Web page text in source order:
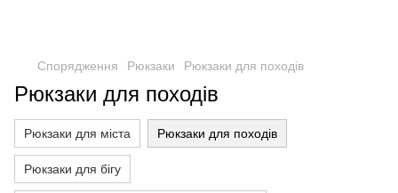
Спорядження Рюкзаки Рюкзаки для походів
Рюкзаки для походів
Рюкзаки для міста Рюкзаки для походів
Рюкзаки для бігу